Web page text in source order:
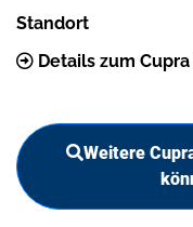
Standort
Details zum
Weitere